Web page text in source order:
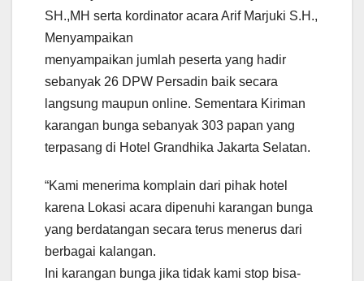
SH.,MH serta kordinator acara Arif Marjuki S.H.,
Menyampaikan
menyampaikan jumlah peserta yang hadir
sebanyak 26 DPW Persadin baik secara
langsung maupun online. Sementara Kiriman
karangan bunga sebanyak 303 papan yang
terpasang di Hotel Grandhika Jakarta Selatan.
“Kami menerima komplain dari pihak hotel
karena Lokasi acara dipenuhi karangan bunga
yang berdatangan secara terus menerus dari
berbagai kalangan.
Ini karangan bunga jika tidak kami stop bisa-